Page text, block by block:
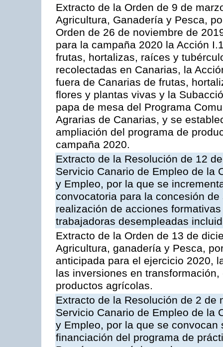
Extracto de la Orden de 9 de
Agricultura, Ganadería y Pesca,
Orden de 26 de noviembre de
para la campaña 2020 la Acción
frutas, hortalizas, raíces y
recolectadas en Canarias, la
fuera de Canarias de frutas,
flores y plantas vivas y la
papa de mesa del Programa
Agrarias de Canarias, y se
ampliación del programa de
campaña 2020.
Extracto de la Resolución de 12
Servicio Canario de Empleo de la
y Empleo, por la que se
convocatoria para la concesión
realización de acciones
trabajadoras desempleadas
Extracto de la Orden de 13 de
Agricultura, ganadería y Pesca,
anticipada para el ejercicio 2020,
las inversiones en
productos agrícolas.
Extracto de la Resolución de 2 de
Servicio Canario de Empleo de la
y Empleo, por la que se
financiación del programa de